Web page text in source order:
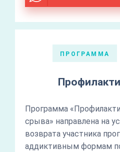
ПРОГРАММА
Программа
срыва» направлена на
возврата участника
аддиктивным формам